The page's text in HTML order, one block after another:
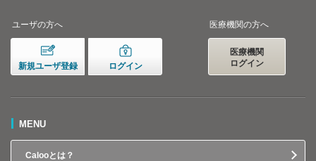
ユーザの方へ
新規ユーザ登録 ログイン
医療機関の方へ
医療機関
ログイン
MENU
Calooとは？